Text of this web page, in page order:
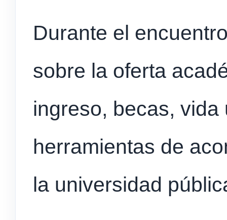
Durante el
sobre la oferta
ingreso, becas,
herramientas de
la universidad